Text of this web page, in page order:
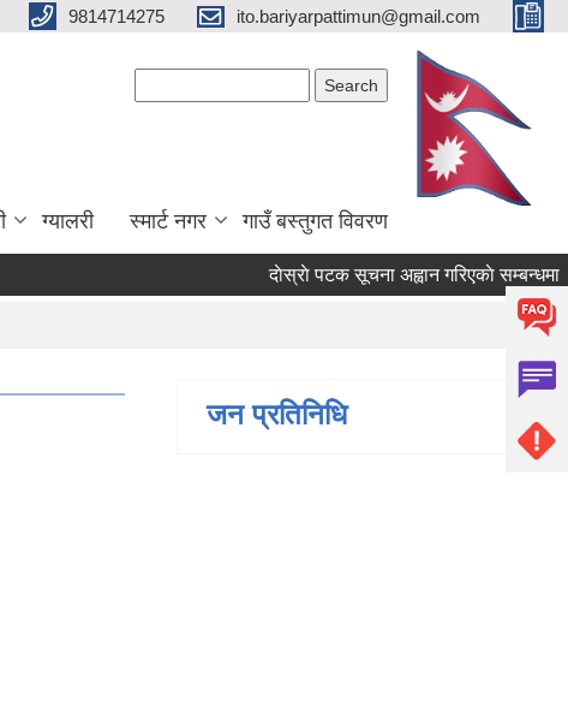
9814714275 ito.bariyarpattimun@gmail.com
ग्यालरी स्मार्ट नगर गाउँ बस्तुगत विवरण
दाेस्राे पटक सूचना अह्वान गरिएकाे सम्बन्धमा ।
जन प्रतिनिधि